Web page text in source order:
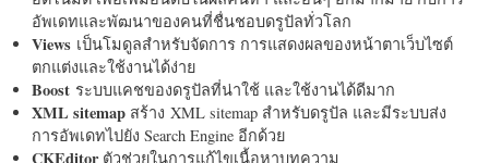
อัพเดทและพัฒนาของคนที่ชื่นชอบดรูปัลทั่วโลก
Views เป็นโมดูลสำหรับจัดการ การแสดงผลของหน้าตาเว็บไซต์
ตกแต่งและใช้งานได้ง่าย
Boost ระบบแคชของดรูปัลที่น่าใช้ และใช้งานได้ดีมาก
XML sitemap สร้าง XML sitemap สำหรับดรูปัล และมีระบบส่ง
การอัพเดทไปยัง Search Engine อีกด้วย
CKEditorตัวช่วยในการแก้ไขเนื้อหาบทความ